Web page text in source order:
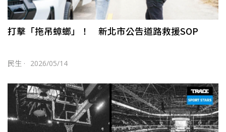
打擊「拖吊蟑螂」！ 新北市公告道路救援SOP
民生 · 2026/05/14